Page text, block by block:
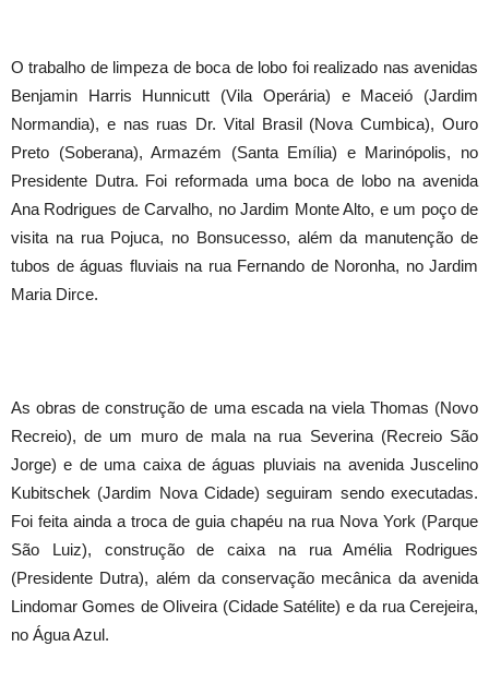
O trabalho de limpeza de boca de lobo foi realizado nas avenidas
Benjamin Harris Hunnicutt (Vila Operária) e Maceió (Jardim
Normandia), e nas ruas Dr. Vital Brasil (Nova Cumbica), Ouro
Preto (Soberana), Armazém (Santa Emília) e Marinópolis, no
Presidente Dutra. Foi reformada uma boca de lobo na avenida
Ana Rodrigues de Carvalho, no Jardim Monte Alto, e um poço de
visita na rua Pojuca, no Bonsucesso, além da manutenção de
tubos de águas fluviais na rua Fernando de Noronha, no Jardim
Maria Dirce.
As obras de construção de uma escada na viela Thomas (Novo
Recreio), de um muro de mala na rua Severina (Recreio São
Jorge) e de uma caixa de águas pluviais na avenida Juscelino
Kubitschek (Jardim Nova Cidade) seguiram sendo executadas.
Foi feita ainda a troca de guia chapéu na rua Nova York (Parque
São Luiz), construção de caixa na rua Amélia Rodrigues
(Presidente Dutra), além da conservação mecânica da avenida
Lindomar Gomes de Oliveira (Cidade Satélite) e da rua Cerejeira,
no Água Azul.